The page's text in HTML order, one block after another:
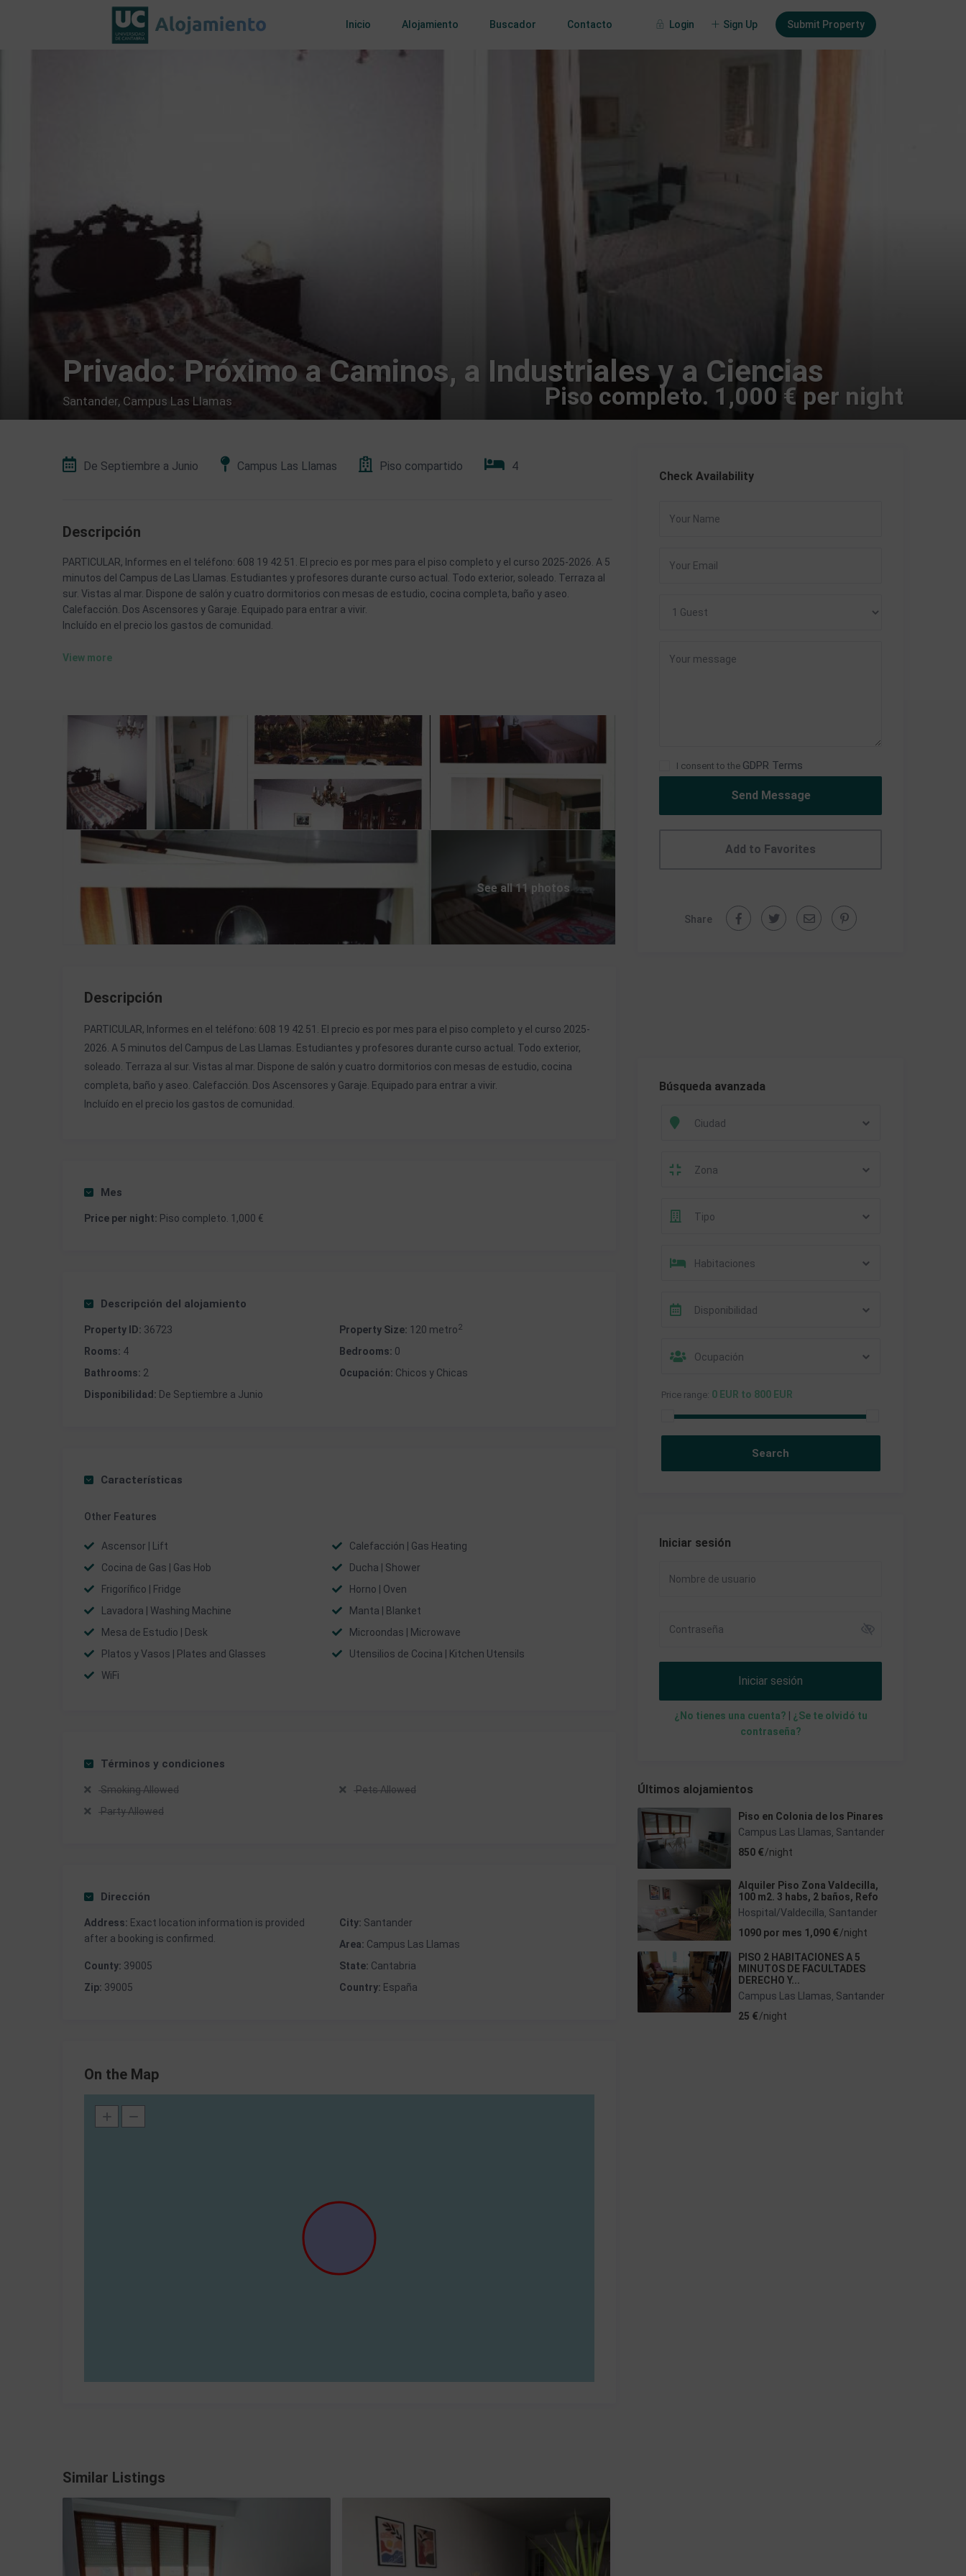
Login Sign Up Submit Property
Inicio Alojamiento Buscador Contacto
Privado: Próximo a Caminos, a Industriales y a Ciencias
Santander, Campus Las Llamas Piso completo. 1,000 € per night
De Septiembre a Junio Campus Las Llamas Piso compartido 4
Descripción
PARTICULAR, Informes en el teléfono: 608 19 42 51. El precio es por mes para el piso completo y el curso 2025-2026. A 5
minutos del Campus de Las Llamas. Estudiantes y profesores durante curso actual. Todo exterior, soleado. Terraza al
sur. Vistas al mar. Dispone de salón y cuatro dormitorios con mesas de estudio, cocina completa, baño y aseo.
Calefacción. Dos Ascensores y Garaje. Equipado para entrar a vivir.
Incluído en el precio los gastos de comunidad.
ESHFNT0000390120002262240020000000000000000000004
View more
Check Availability
I consent to the GDPR Terms
Send Message
Add to Favorites
Share
See all 11 photos
Descripción
PARTICULAR, Informes en el teléfono: 608 19 42 51. El precio es por mes para el piso completo y el curso 2025-
2026. A 5 minutos del Campus de Las Llamas. Estudiantes y profesores durante curso actual. Todo exterior,
soleado. Terraza al sur. Vistas al mar. Dispone de salón y cuatro dormitorios con mesas de estudio, cocina
completa, baño y aseo. Calefacción. Dos Ascensores y Garaje. Equipado para entrar a vivir.
Incluído en el precio los gastos de comunidad.
ESHFNT0000390120002262230020000000000000000000005
Mes
Price per night: Piso completo. 1,000 €
Descripción del alojamiento
Property ID: 36723 Property Size: 120 metro2
Rooms: 4 Bedrooms: 0
Bathrooms: 2 Ocupación: Chicos y Chicas
Disponibilidad: De Septiembre a Junio
Características
Other Features
Ascensor | Lift
Calefacción | Gas Heating
Cocina de Gas | Gas Hob
Ducha | Shower
Frigorífico | Fridge
Horno | Oven
Lavadora | Washing Machine
Manta | Blanket
Mesa de Estudio | Desk
Microondas | Microwave
Platos y Vasos | Plates and Glasses
Utensilios de Cocina | Kitchen Utensils
WiFi
Términos y condiciones
Smoking Allowed
Pets Allowed
Party Allowed
Dirección
Address: Exact location information is provided
after a booking is confirmed.
City: Santander
Area: Campus Las Llamas
County: 39005 State: Cantabria
Zip: 39005 Country: España
On the Map
Similar Listings
Búsqueda avanzada
Ciudad
Zona
Tipo
Habitaciones
Disponibilidad
Ocupación
Price range: 0 EUR to 800 EUR
Iniciar sesión
Iniciar sesión
¿No tienes una cuenta?
¿Se te olvidó tu
contraseña?
Últimos alojamientos
Piso en Colonia de los Pinares
Campus Las Llamas, Santander
850 €/night
Alquiler Piso Zona Valdecilla,
100 m2. 3 habs, 2 baños, Refo
Hospital/Valdecilla, Santander
1090 por mes 1,090 €/night
PISO 2 HABITACIONES A 5
MINUTOS DE FACULTADES
DERECHO Y...
Campus Las Llamas, Santander
25 €/night